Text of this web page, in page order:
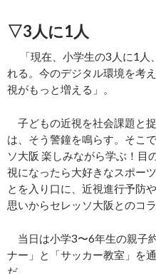
▽3人に1人
「現在、小学生の3人に1人
れる。今のデジタル環境を考
視がもっと増える」。
子どもの近視を社会課題と
は、そう警鐘を鳴らす。そこ
ソ大阪 楽しみながら学ぶ！目
視になったら大好きなスポー
とを入り口に、近視進行予防
思いからセレッソ大阪とのコ
当日は小学3〜6年生の親子
ナー」と「サッカー教室」を